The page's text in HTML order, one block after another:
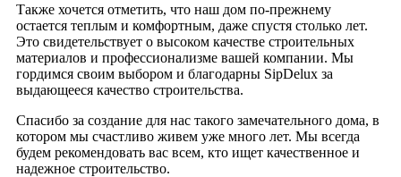
Также хочется отметить, что наш дом по-прежнему
остается теплым и комфортным, даже спустя столько лет.
Это свидетельствует о высоком качестве строительных
материалов и профессионализме вашей компании. Мы
гордимся своим выбором и благодарны SipDelux за
выдающееся качество строительства.
Спасибо за создание для нас такого замечательного дома, в
котором мы счастливо живем уже много лет. Мы всегда
будем рекомендовать вас всем, кто ищет качественное и
надежное строительство.